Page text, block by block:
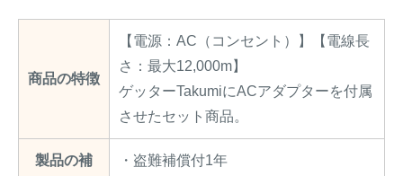
商品の特徴
【電源：AC（コンセント）】【電線長
さ：最大12,000m】
ゲッターTakumiにACアダプターを付属
させたセット商品。
製品の補
・盗難補償付1年